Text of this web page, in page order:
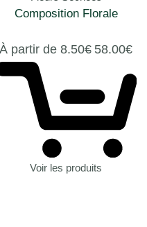
Composition Florale
À partir de8.50€ 58.00€
Voir les produits